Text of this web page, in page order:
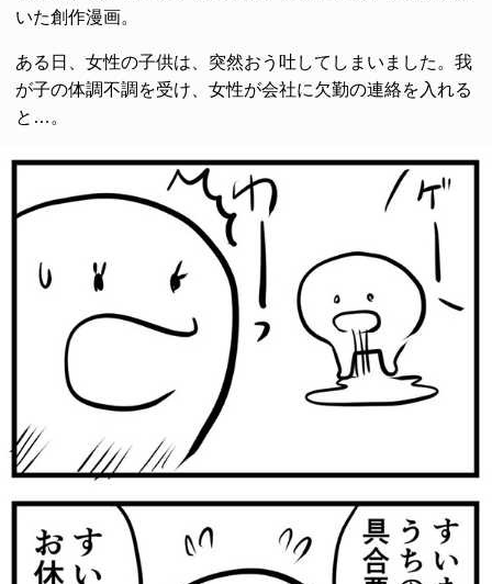
いた創作漫画。
ある日、女性の子供は、突然おう吐してしまいました。我
が子の体調不調を受け、女性が会社に欠勤の連絡を入れる
と…。